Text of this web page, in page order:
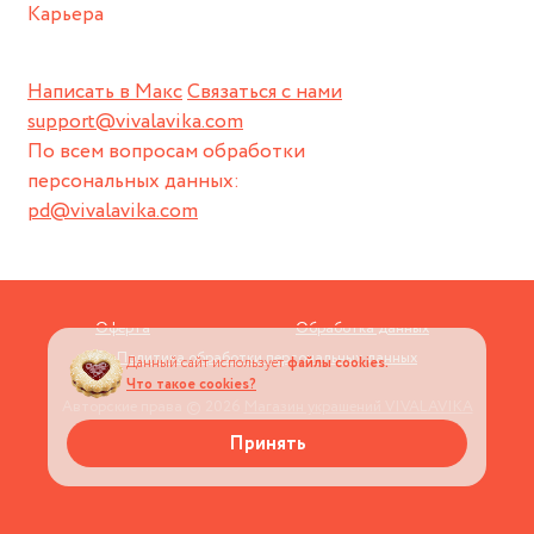
Написать в МаксСвязаться с нами
support@vivalavika.com
По всем вопросам обработки
персональных данных:
pd@vivalavika.com
Карьера
Оферта
Обработка данных
Политика обработки персональных данных
Данный сайт используетфайлы cookies.
Что такое cookies?
Принять